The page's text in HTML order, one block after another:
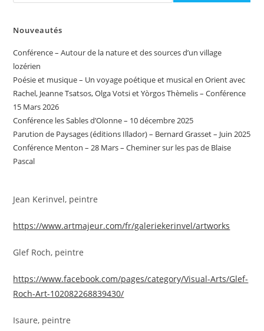
Nouveautés
Conférence – Autour de la nature et des sources d’un village
lozérien
Poésie et musique – Un voyage poétique et musical en Orient avec
Rachel, Jeanne Tsatsos, Olga Votsi et Yòrgos Thèmelis – Conférence
15 Mars 2026
Conférence les Sables d’Olonne – 10 décembre 2025
Parution de Paysages (éditions Illador) – Bernard Grasset – Juin 2025
Conférence Menton – 28 Mars – Cheminer sur les pas de Blaise
Pascal
Jean Kerinvel, peintre
https://www.artmajeur.com/fr/galeriekerinvel/artworks
Glef Roch, peintre
https://www.facebook.com/pages/category/Visual-Arts/Glef-
Roch-Art-102082268839430/
Isaure, peintre